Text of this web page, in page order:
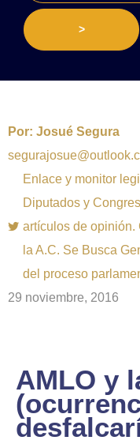
>
Por: Josué Segura
Enlace y monitor
Diputados y
artículos de opinión.
la A.C. Se Busca
del proceso
29 noviembre, 2016
AMLO y